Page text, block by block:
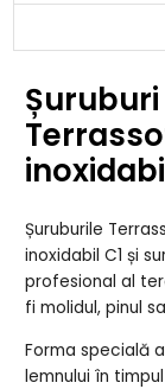
Șuruburile
inoxidabil C1 și
profesional al
fi molidul, pinul
Forma specială
lemnului în